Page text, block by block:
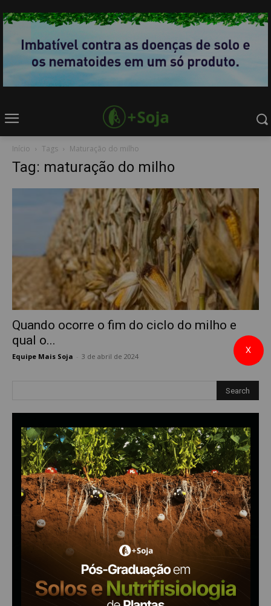
Início Tags Maturação do milho
Tag: maturação do milho
Quando ocorre o fim do ciclo do milho e
qual o...
Equipe Mais Soja 3 de abril de 2024
X